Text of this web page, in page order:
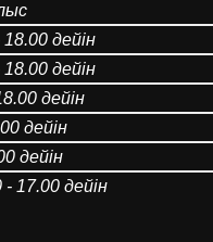
дейін
дейін
дейін
дейін
дейін
17.00 дейін